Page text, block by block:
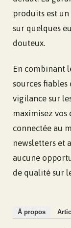
produits est
sur quelques
douteux.
En combinant
sources
vigilance sur
maximisez vos
connectée au
newsletters et
aucune
de qualité sur
À propos